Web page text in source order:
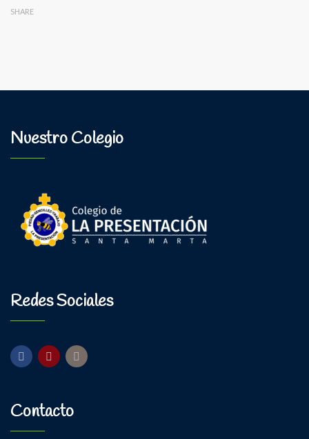
SHARE
Nuestro Colegio
Redes Sociales
Contacto